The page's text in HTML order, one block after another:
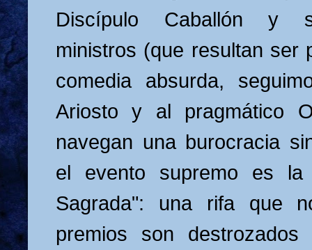
Discípulo Caballón y
ministros (que resultan ser
comedia absurda,
Ariosto y al pragmático
navegan una burocracia
el evento supremo es la
Sagrada": una rifa que
premios son